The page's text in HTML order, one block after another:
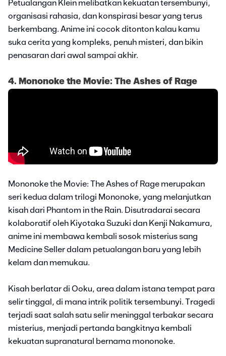
Petualangan Klein melibatkan kekuatan tersembunyi,
organisasi rahasia, dan konspirasi besar yang terus
berkembang. Anime ini cocok ditonton kalau kamu
suka cerita yang kompleks, penuh misteri, dan bikin
penasaran dari awal sampai akhir.
4. Mononoke the Movie: The Ashes of Rage
Mononoke the Movie: The Ashes of Rage merupakan
seri kedua dalam trilogi Mononoke, yang melanjutkan
kisah dari Phantom in the Rain. Disutradarai secara
kolaboratif oleh Kiyotaka Suzuki dan Kenji Nakamura,
anime ini membawa kembali sosok misterius sang
Medicine Seller dalam petualangan baru yang lebih
kelam dan memukau.
Kisah berlatar di Ooku, area dalam istana tempat para
selir tinggal, di mana intrik politik tersembunyi. Tragedi
terjadi saat salah satu selir meninggal terbakar secara
misterius, menjadi pertanda bangkitnya kembali
kekuatan supranatural bernama mononoke.